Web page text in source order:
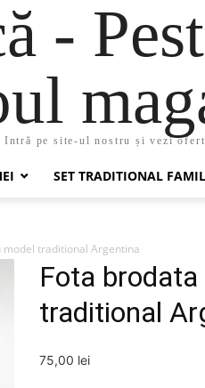
-
Intră pe site-ul nostru și vezi
SET TRADITIONAL
model traditional Argentina
Fota
traditional
75,00 lei